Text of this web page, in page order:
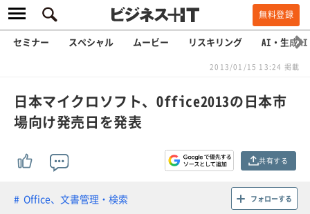
無料登録
セミナー スペシャル ムービー リスキリング AI・生成AI
2013/01/15 13:24 掲載
日本マイクロソフト、Office2013の日本市
場向け発売日を発表
共有する
Office、文書管理・検索 フォローする